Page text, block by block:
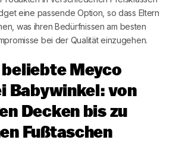
eine passende Option, so dass Eltern
was ihren Bedürfnissen am besten
bei der Qualität einzugehen.
beliebte Meyco
Babywinkel: von
Decken bis zu
Fußtaschen